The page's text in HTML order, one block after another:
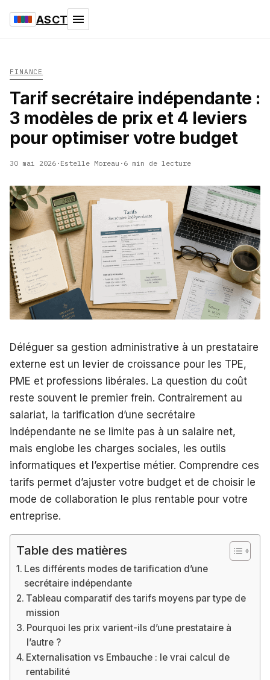
ASCT
FINANCE
Tarif secrétaire indépendante :
3 modèles de prix et 4 leviers
pour optimiser votre budget
30 mai 2026 · Estelle Moreau · 6 min de lecture
Déléguer sa gestion administrative à un prestataire
externe est un levier de croissance pour les TPE,
PME et professions libérales. La question du coût
reste souvent le premier frein. Contrairement au
salariat, la tarification d’une secrétaire
indépendante ne se limite pas à un salaire net,
mais englobe les charges sociales, les outils
informatiques et l’expertise métier. Comprendre ces
tarifs permet d’ajuster votre budget et de choisir le
mode de collaboration le plus rentable pour votre
entreprise.
Table des matières
Les différents modes de tarification d’une
secrétaire indépendante
Tableau comparatif des tarifs moyens par type de
mission
Pourquoi les prix varient-ils d’une prestataire à
l’autre ?
Externalisation vs Embauche : le vrai calcul de
rentabilité